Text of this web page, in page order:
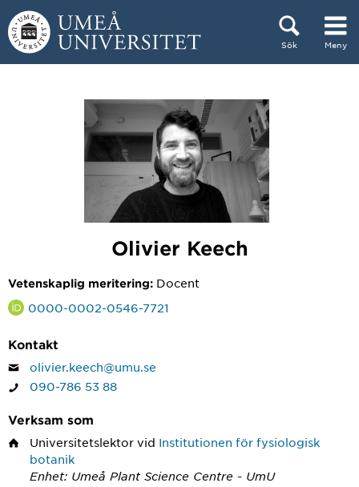
Hoppa direkt till innehållet
Sök Meny
Olivier Keech
Vetenskaplig meritering: Docent
0000-0002-0546-7721
Kontakt
olivier.keech@umu.se
090-786 53 88
Verksam som
Universitetslektor vid Institutionen för fysiologisk
botanik
Enhet: Umeå Plant Science Centre - UmU